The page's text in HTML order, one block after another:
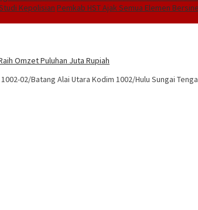
Kepolisian Pemkab HST Ajak Semua Elemen
Omzet Puluhan Juta Rupiah
02/Batang Alai Utara Kodim 1002/Hulu Sungai